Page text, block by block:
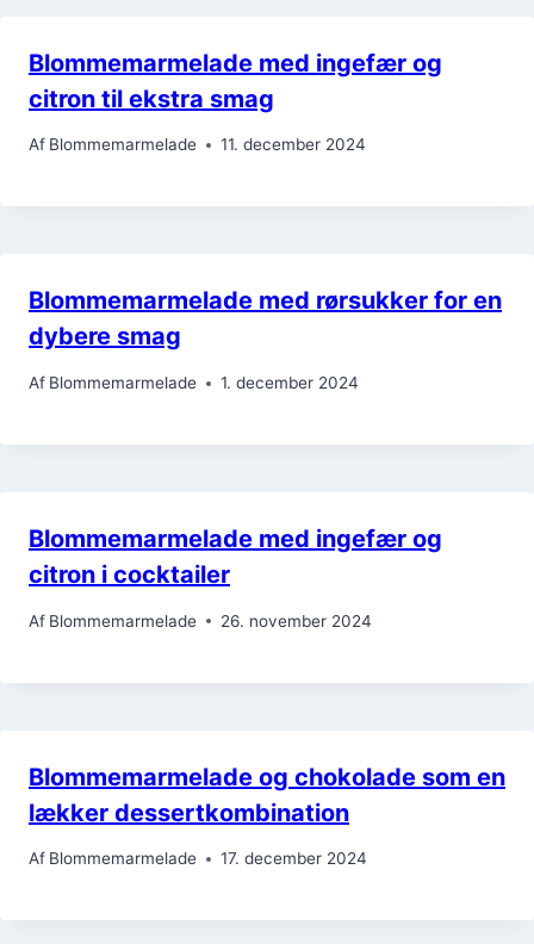
Blommemarmelade med ingefær og
citron til ekstra smag
Af Blommemarmelade 11. december 2024
Blommemarmelade med rørsukker for en
dybere smag
Af Blommemarmelade 1. december 2024
Blommemarmelade med ingefær og
citron i cocktailer
Af Blommemarmelade 26. november 2024
Blommemarmelade og chokolade som en
lækker dessertkombination
Af Blommemarmelade 17. december 2024